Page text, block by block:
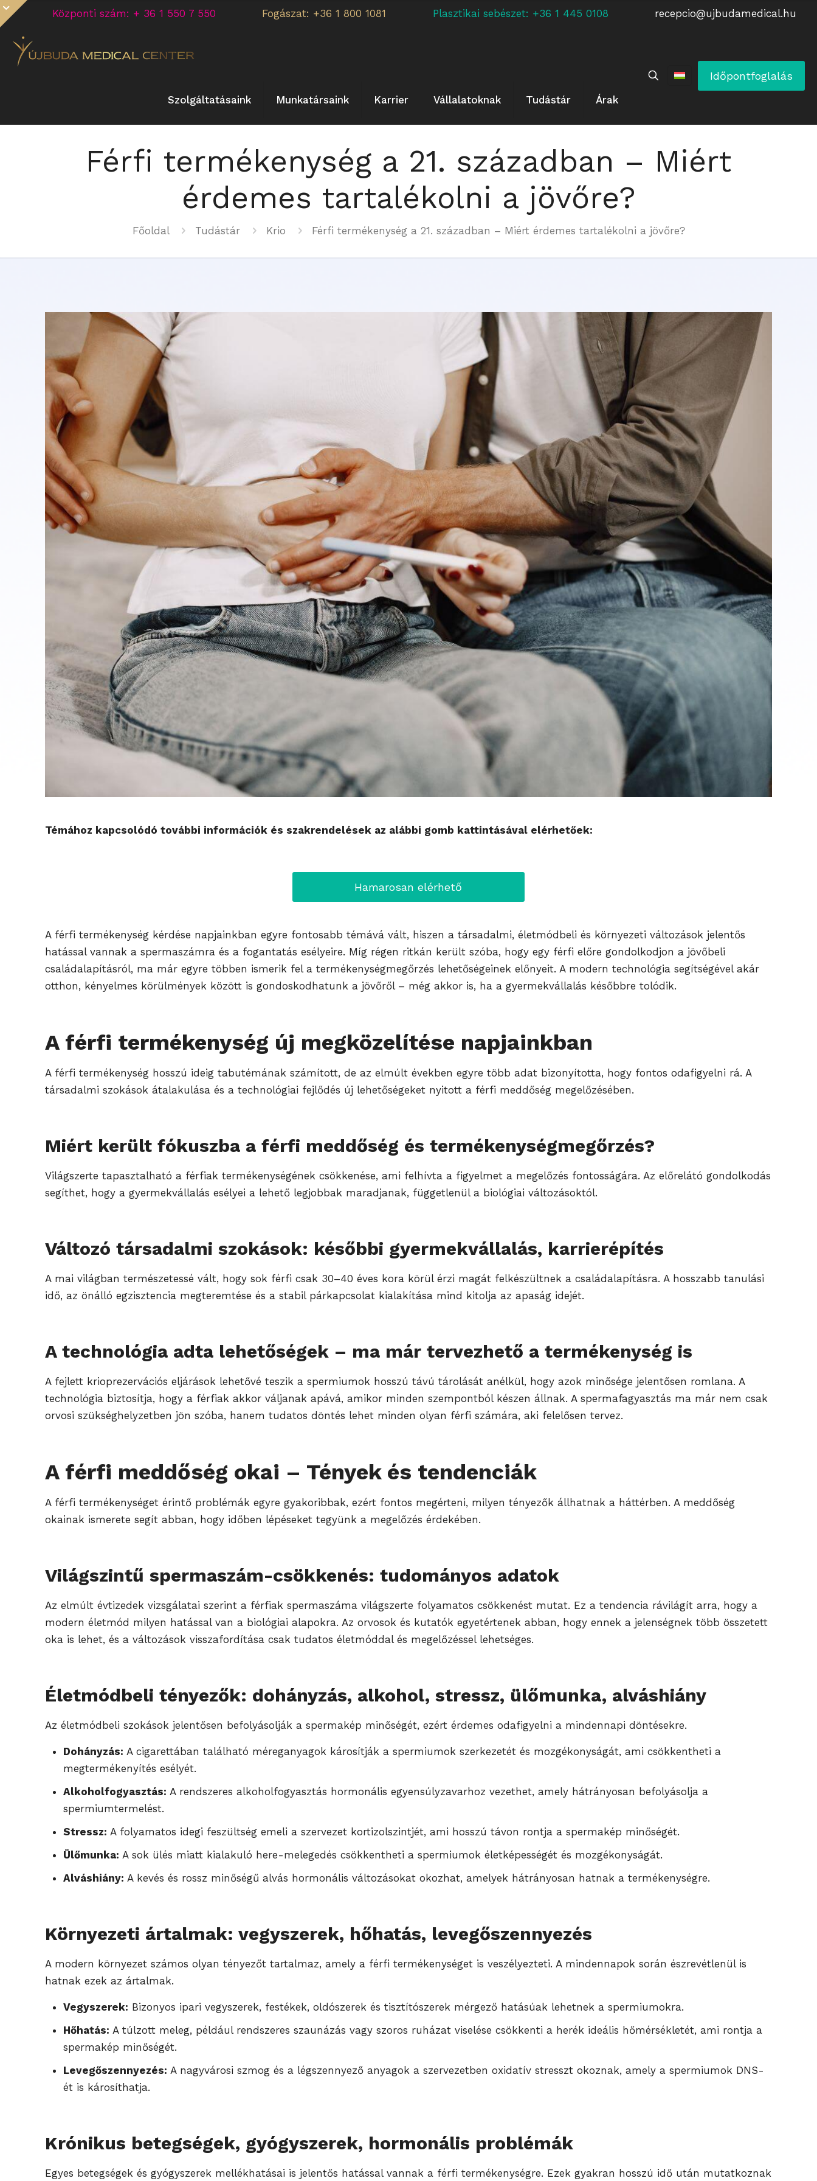
Központi szám: + 36 1 550 7 550 Fogászat: +36 1 800 1081 Plasztikai sebészet: +36 1 445 0108 recepcio@ujbudamedical.hu
Szolgáltatásaink Munkatársaink Karrier Vállalatoknak Tudástár Árak
Időpontfoglalás
Férfi termékenység a 21. században – Miért
érdemes tartalékolni a jövőre?
Főoldal Tudástár Krio Férfi termékenység a 21. században – Miért érdemes tartalékolni a jövőre?
Témához kapcsolódó további információk és szakrendelések az alábbi gomb kattintásával elérhetőek:
Hamarosan elérhető
A férfi termékenység kérdése napjainkban egyre fontosabb témává vált, hiszen a társadalmi, életmódbeli és környezeti változások jelentős
hatással vannak a spermaszámra és a fogantatás esélyeire. Míg régen ritkán került szóba, hogy egy férfi előre gondolkodjon a jövőbeli
családalapításról, ma már egyre többen ismerik fel a termékenységmegőrzés lehetőségeinek előnyeit. A modern technológia segítségével akár
otthon, kényelmes körülmények között is gondoskodhatunk a jövőről – még akkor is, ha a gyermekvállalás későbbre tolódik.
A férfi termékenység új megközelítése napjainkban
A férfi termékenység hosszú ideig tabutémának számított, de az elmúlt években egyre több adat bizonyította, hogy fontos odafigyelni rá. A
társadalmi szokások átalakulása és a technológiai fejlődés új lehetőségeket nyitott a férfi meddőség megelőzésében.
Miért került fókuszba a férfi meddőség és termékenységmegőrzés?
Világszerte tapasztalható a férfiak termékenységének csökkenése, ami felhívta a figyelmet a megelőzés fontosságára. Az előrelátó gondolkodás
segíthet, hogy a gyermekvállalás esélyei a lehető legjobbak maradjanak, függetlenül a biológiai változásoktól.
Változó társadalmi szokások: későbbi gyermekvállalás, karrierépítés
A mai világban természetessé vált, hogy sok férfi csak 30–40 éves kora körül érzi magát felkészültnek a családalapításra. A hosszabb tanulási
idő, az önálló egzisztencia megteremtése és a stabil párkapcsolat kialakítása mind kitolja az apaság idejét.
A technológia adta lehetőségek – ma már tervezhető a termékenység is
A fejlett krioprezervációs eljárások lehetővé teszik a spermiumok hosszú távú tárolását anélkül, hogy azok minősége jelentősen romlana. A
technológia biztosítja, hogy a férfiak akkor váljanak apává, amikor minden szempontból készen állnak. A spermafagyasztás ma már nem csak
orvosi szükséghelyzetben jön szóba, hanem tudatos döntés lehet minden olyan férfi számára, aki felelősen tervez.
A férfi meddőség okai – Tények és tendenciák
A férfi termékenységet érintő problémák egyre gyakoribbak, ezért fontos megérteni, milyen tényezők állhatnak a háttérben. A meddőség
okainak ismerete segít abban, hogy időben lépéseket tegyünk a megelőzés érdekében.
Világszintű spermaszám-csökkenés: tudományos adatok
Az elmúlt évtizedek vizsgálatai szerint a férfiak spermaszáma világszerte folyamatos csökkenést mutat. Ez a tendencia rávilágít arra, hogy a
modern életmód milyen hatással van a biológiai alapokra. Az orvosok és kutatók egyetértenek abban, hogy ennek a jelenségnek több összetett
oka is lehet, és a változások visszafordítása csak tudatos életmóddal és megelőzéssel lehetséges.
Életmódbeli tényezők: dohányzás, alkohol, stressz, ülőmunka, alváshiány
Az életmódbeli szokások jelentősen befolyásolják a spermakép minőségét, ezért érdemes odafigyelni a mindennapi döntésekre.
Dohányzás: A cigarettában található méreganyagok károsítják a spermiumok szerkezetét és mozgékonyságát, ami csökkentheti a
megtermékenyítés esélyét.
Alkoholfogyasztás: A rendszeres alkoholfogyasztás hormonális egyensúlyzavarhoz vezethet, amely hátrányosan befolyásolja a
spermiumtermelést.
Stressz: A folyamatos idegi feszültség emeli a szervezet kortizolszintjét, ami hosszú távon rontja a spermakép minőségét.
Ülőmunka: A sok ülés miatt kialakuló here-melegedés csökkentheti a spermiumok életképességét és mozgékonyságát.
Alváshiány: A kevés és rossz minőségű alvás hormonális változásokat okozhat, amelyek hátrányosan hatnak a termékenységre.
Környezeti ártalmak: vegyszerek, hőhatás, levegőszennyezés
A modern környezet számos olyan tényezőt tartalmaz, amely a férfi termékenységet is veszélyezteti. A mindennapok során észrevétlenül is
hatnak ezek az ártalmak.
Vegyszerek: Bizonyos ipari vegyszerek, festékek, oldószerek és tisztítószerek mérgező hatásúak lehetnek a spermiumokra.
Hőhatás: A túlzott meleg, például rendszeres szaunázás vagy szoros ruházat viselése csökkenti a herék ideális hőmérsékletét, ami rontja a
spermakép minőségét.
Levegőszennyezés: A nagyvárosi szmog és a légszennyező anyagok a szervezetben oxidatív stresszt okoznak, amely a spermiumok DNS-
ét is károsíthatja.
Krónikus betegségek, gyógyszerek, hormonális problémák
Egyes betegségek és gyógyszerek mellékhatásai is jelentős hatással vannak a férfi termékenységre. Ezek gyakran hosszú idő után mutatkoznak